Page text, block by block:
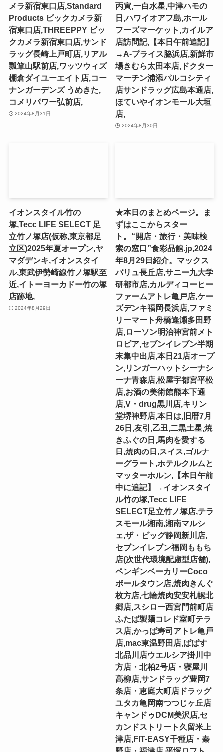
メラ新宿東口店,Standard
Products ビックカメラ新
宿東口店,THREEPPY ビッ
クカメラ新宿東口店,サンド
ラッグ長崎上戸町店,リアル
瓢箪山駅前店,ワッツウィズ
棚倉ダイユーエイト店,コー
ナンガーデンズ うめきた,
コメリパワー弘前店,
2024年8月31日
丙寅,一白水星,中津ハモの
日,ハワイオアフ島,ホール
フーズマーケット,カイルア
店訪問記,【本日午前追記】
→A-プライス脇浜店,新鮮市
場きむら太田本店,ドクター
マーチン浦添パルコシティ
店サンドラッグ広島本通店,
ほていやイオンモール大垣
店,
2024年8月30日
イオンスタイル竹の
塚,Tecc LIFE SELECT ⾜
⽴⽵ノ塚店(仮称,東京都足
立区)2025年夏オープン,ヤ
マダデンキ,イオンスタイ
ル,東武伊勢崎線竹ノ塚駅至
近,イトーヨーカドー竹の塚
店跡地,
2024年8月29日
★本日のまとめページ。ま
ずはここからスター
ト。“開店・旅行・美味検
索の窓口”食彩品館.jp,2024
年8月29日紹介。マックス
バリュ長丘店,サニー九大学
研都市店,カルディコーヒー
ファームアトレ亀戸店,ケー
ズデンキ福岡長浜店,ファミ
リーマート舟橋逢瀬多田野
店,ローソン明治神宮前メト
ロピア,セブンイレブン半期
末集中出店,本日21店オープ
ン,リンガーハットシーナシ
ーナ青森店,松屋宇都宮平松
店,お酒の美術館熊本下通
店,V・drug黒川店,キリン
堂堺神野店,本日は,旧暦7月
26日,友引,乙丑,二黒土星,焼
きふぐの日,馬肉を愛する
日,焼肉の日,スイス,ゴルナ
ーグラート,ホテルクルムと
マッターホルン,【本日午前
中に追記】→イオンスタイ
ル竹の塚,Tecc LIFE
SELECT⾜⽴⽵ノ塚店,テラ
スモール湘南,湘南マルシ
ェ,ザ・ビッグ静岡新川店,
セブンイレブン福岡ももち
店(次世代環境配慮型店舗),
ペンギンベーカリーCoco
ポールタウン店,焼肉きんぐ
枚方店,七輪焼肉安安札幌北
郷店,スシロー西宮門前町店
ふたば製麺コレド室町テラ
ス店,かっぱ寿司アトレ亀戸
店,mac東温野田店,ぱぱす
北品川店ウエルシア掛川中
方店・北柏2号店・寝屋川
高柳店,サンドラッグ豊岡7
条店・恵庭大町店ドラッグ
ユタカ亀岡南つつじヶ丘店
キャンドゥDCM美沢店,セ
カンドストリート久留米上
津店,FIT-EASY千種店・秦